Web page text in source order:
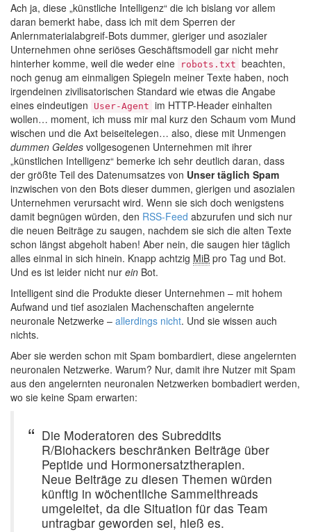
Ach ja, diese „künstliche Intelligenz“ die ich bislang vor allem
daran bemerkt habe, dass ich mit dem Sperren der
Anlernmaterialabgreif-Bots dummer, gieriger und asozialer
Unternehmen ohne seriöses Geschäftsmodell gar nicht mehr
hinterher komme, weil die weder eine
robots.txt beachten,
noch genug am einmaligen Spiegeln meiner Texte haben, noch
irgendeinen zivilisatorischen Standard wie etwas die Angabe
eines eindeutigen
User-Agent im HTTP-Header einhalten
wollen… moment, ich muss mir mal kurz den Schaum vom Mund
wischen und die Axt beiseitelegen… also, diese mit Unmengen
dummen Geldes vollgesogenen Unternehmen mit ihrer
„künstlichen Intelligenz“ bemerke ich sehr deutlich daran, dass
der größte Teil des Datenumsatzes von Unser täglich Spam
inzwischen von den Bots dieser dummen, gierigen und asozialen
Unternehmen verursacht wird. Wenn sie sich doch wenigstens
damit begnügen würden, den RSS-Feed abzurufen und sich nur
die neuen Beiträge zu saugen, nachdem sie sich die alten Texte
schon längst abgeholt haben! Aber nein, die saugen hier täglich
alles einmal in sich hinein. Knapp achtzig MiB pro Tag und Bot.
Und es ist leider nicht nur ein Bot.
Intelligent sind die Produkte dieser Unternehmen – mit hohem
Aufwand und tief asozialen Machenschaften angelernte
neuronale Netzwerke – allerdings nicht. Und sie wissen auch
nichts.
Aber sie werden schon mit Spam bombardiert, diese angelernten
neuronalen Netzwerke. Warum? Nur, damit ihre Nutzer mit Spam
aus den angelernten neuronalen Netzwerken bombadiert werden,
wo sie keine Spam erwarten:
Die Moderatoren des Subreddits
R/Biohackers beschränken Beiträge über
Peptide und Hormonersatztherapien.
Neue Beiträge zu diesen Themen würden
künftig in wöchentliche Sammelthreads
umgeleitet, da die Situation für das Team
untragbar geworden sei, hieß es.